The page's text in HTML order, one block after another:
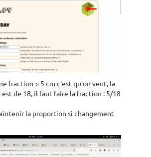
fraction > 5 cm c'est qu'on veut, la
de 18, il faut faire la fraction : 5/18
la proportion si changement